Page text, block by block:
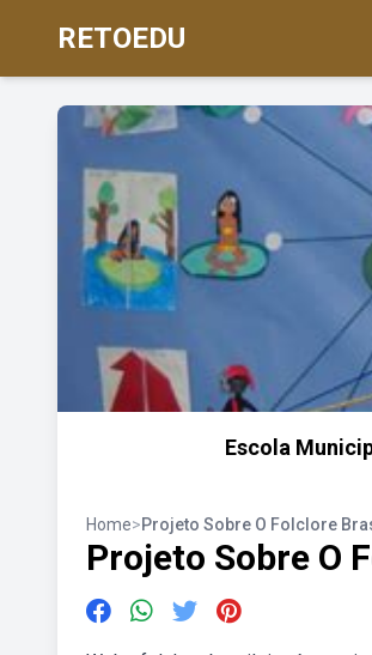
RETOEDU
Escola
Home>Projeto Sobre O Folclore
Projeto Sobre O